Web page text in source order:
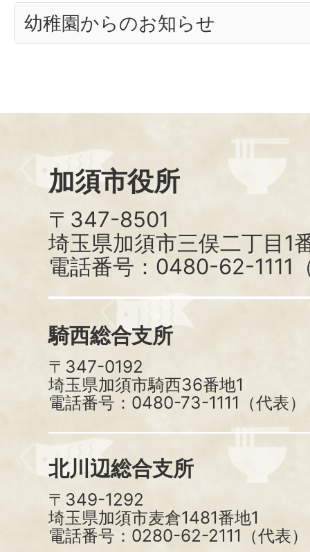
幼稚園からのお知らせ
加須市役所
〒347-8501
埼玉県加須市三俣二丁目1
電話番号：0480-62-1111
騎西総合支所
〒347-0192
埼玉県加須市騎西36番地1
電話番号：0480-73-1111（代表）
北川辺総合支所
〒349-1292
埼玉県加須市麦倉1481番地1
電話番号：0280-62-2111（代表）